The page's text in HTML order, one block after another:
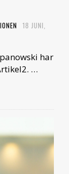
18 JUNI,
har
…